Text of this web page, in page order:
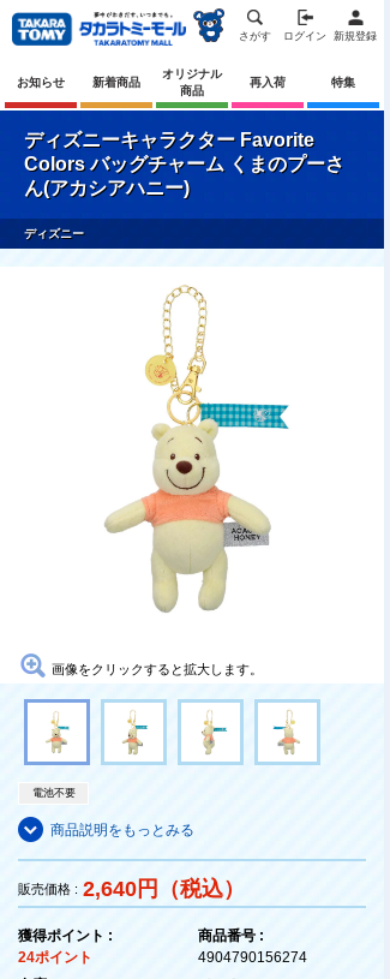
さがす ログイン 新規登録
お知らせ 新着商品
オリジナル
商品
再入荷 特集
ディズニーキャラクター Favorite
Colors バッグチャーム くまのプーさ
ん(アカシアハニー)
ディズニー
画像をクリックすると拡大します。
電池不要
商品説明をもっとみる
販売価格 : 2,640円（税込）
獲得ポイント :
24ポイント
商品番号 :
4904790156274